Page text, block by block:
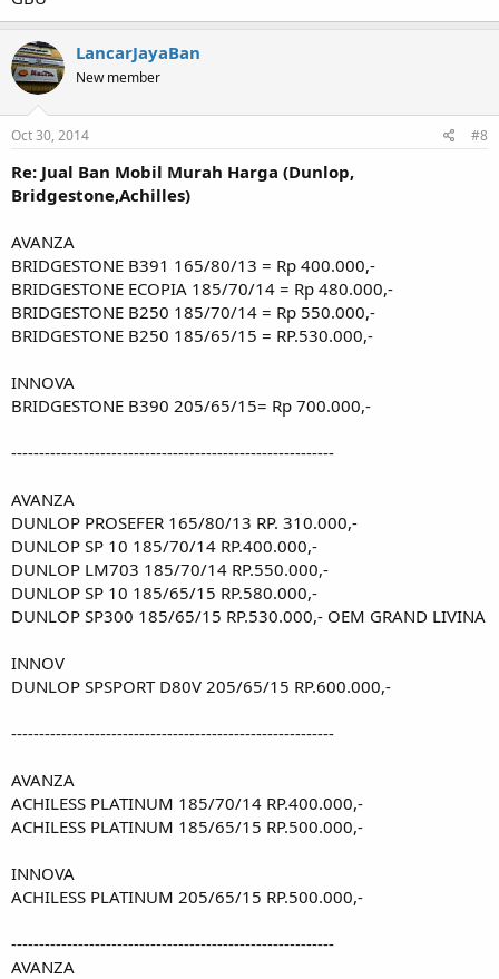
LancarJayaBan
New member
Oct 30, 2014 #8
Re: Jual Ban Mobil Murah Harga (Dunlop,
Bridgestone,Achilles)
AVANZA
BRIDGESTONE B391 165/80/13 = Rp 400.000,-
BRIDGESTONE ECOPIA 185/70/14 = Rp 480.000,-
BRIDGESTONE B250 185/70/14 = Rp 550.000,-
BRIDGESTONE B250 185/65/15 = RP.530.000,-
INNOVA
BRIDGESTONE B390 205/65/15= Rp 700.000,-
----------------------------------------------------------
AVANZA
DUNLOP PROSEFER 165/80/13 RP. 310.000,-
DUNLOP SP 10 185/70/14 RP.400.000,-
DUNLOP LM703 185/70/14 RP.550.000,-
DUNLOP SP 10 185/65/15 RP.580.000,-
DUNLOP SP300 185/65/15 RP.530.000,- OEM GRAND LIVINA
INNOV
DUNLOP SPSPORT D80V 205/65/15 RP.600.000,-
----------------------------------------------------------
AVANZA
ACHILESS PLATINUM 185/70/14 RP.400.000,-
ACHILESS PLATINUM 185/65/15 RP.500.000,-
INNOVA
ACHILESS PLATINUM 205/65/15 RP.500.000,-
----------------------------------------------------------
AVANZA